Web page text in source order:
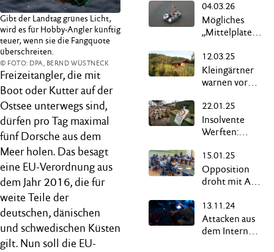
Gibt der Landtag grünes Licht,
wird es für Hobby-Angler künftig
teuer, wenn sie die Fangquote
überschreiten.
© FOTO: DPA, BERND WÜSTNECK
Freizeitangler, die mit
Boot oder Kutter auf der
Ostsee unterwegs sind,
dürfen pro Tag maximal
fünf Dorsche aus dem
Meer holen. Das besagt
eine EU-Verordnung aus
dem Jahr 2016, die für
weite Teile der
deutschen, dänischen
und schwedischen Küsten
gilt. Nun soll die EU-
04.03.26
Mögliches
„Mittelplate“-
massive
wirtschaftliche
Folgen
12.03.25
Kleingärtner
warnen vor
durch Bauland
22.01.25
Insolvente
Werften:
Entwicklung
bei
Gesprächen
15.01.25
Opposition
droht mit Auf­
parla­men­
tarischen
Miteinanders
13.11.24
Attacken aus
dem Internet